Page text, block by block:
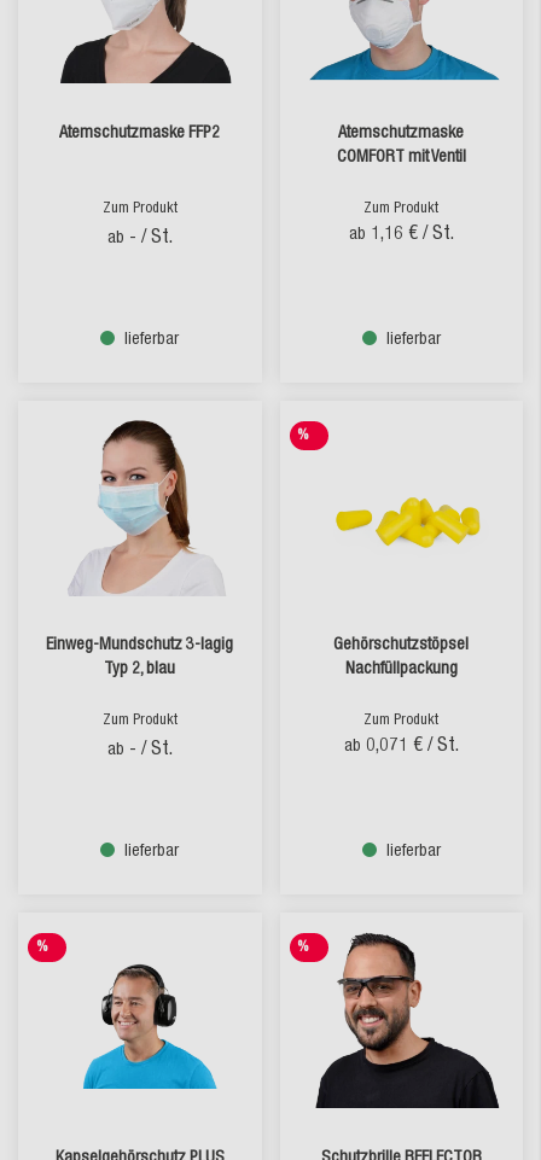
Atemschutzmaske FFP2
Zum Produkt
ab - / St.
lieferbar
Atemschutzmaske
COMFORT mit Ventil
Zum Produkt
ab 1,16 € / St.
lieferbar
Einweg-Mundschutz 3-lagig
Typ 2, blau
Zum Produkt
ab - / St.
lieferbar
%
Gehörschutzstöpsel
Nachfüllpackung
Zum Produkt
ab 0,071 € / St.
lieferbar
%
Kapselgehörschutz PLUS
%
Schutzbrille REFLECTOR